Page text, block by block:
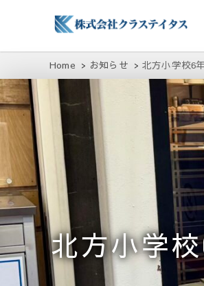
株式会社クラステイ
Home お知らせ 北方小学校6
北方小学